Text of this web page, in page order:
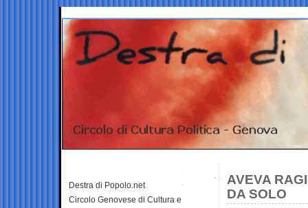
AVEVA
DA SOLO
Destra di Popolo.net
Circolo Genovese di Cultura e